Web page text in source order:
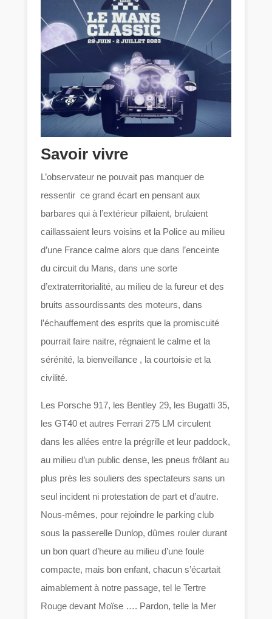
Savoir vivre
L’observateur ne pouvait pas manquer de
ressentir ce grand écart en pensant aux
barbares qui à l’extérieur pillaient, brulaient
caillassaient leurs voisins et la Police au milieu
d’une France calme alors que dans l’enceinte
du circuit du Mans, dans une sorte
d’extraterritorialité, au milieu de la fureur et des
bruits assourdissants des moteurs, dans
l’échauffement des esprits que la promiscuité
pourrait faire naitre, régnaient le calme et la
sérénité, la bienveillance , la courtoisie et la
civilité.
Les Porsche 917, les Bentley 29, les Bugatti 35,
les GT40 et autres Ferrari 275 LM circulent
dans les allées entre la prégrille et leur paddock,
au milieu d’un public dense, les pneus frôlant au
plus près les souliers des spectateurs sans un
seul incident ni protestation de part et d’autre.
Nous-mêmes, pour rejoindre le parking club
sous la passerelle Dunlop, dûmes rouler durant
un bon quart d’heure au milieu d’une foule
compacte, mais bon enfant, chacun s’écartait
aimablement à notre passage, tel le Tertre
Rouge devant Moïse …. Pardon, telle la Mer